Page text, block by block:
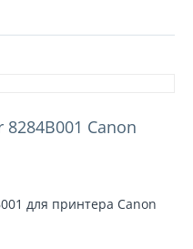
8284B001 Canon
для принтера Canon